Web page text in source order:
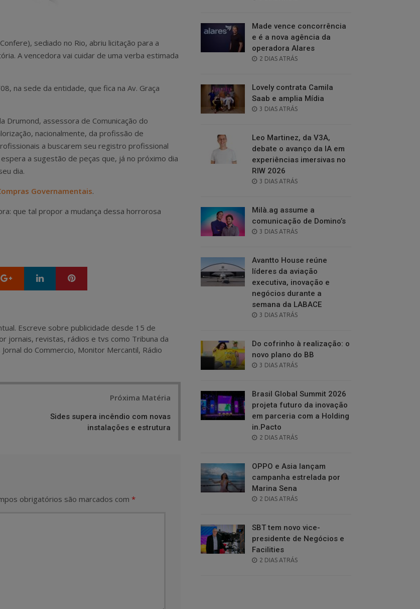
sediado no Rio, abriu licitação para a
A vencedora vai cuidar de uma verba estimada
na sede da entidade, que fica na Av. Graça
Drumond, assessora de Comunicação do
nacionalmente, da profissão de
a buscarem seu registro profissional
a sugestão de peças que, já no próximo dia
dia.
Governamentais.
que tal propor a mudança dessa horrorosa
Google+ LinkedIn
Escreve sobre publicidade desde 15 de
jornais, revistas, rádios e tvs como Tribuna da
do Commercio, Monitor Mercantil, Rádio
Próxima Matéria
Sides supera incêndio com novas
instalações e estrutura
obrigatórios são marcados com *
Made vence concorrência
e é a nova agência da
operadora Alares
POSTED
2 DIAS ATRÁS
Lovely contrata Camila
Saab e amplia Mídia
POSTED
3 DIAS ATRÁS
Leo Martinez, da V3A,
debate o avanço da IA em
experiências imersivas no
RIW 2026
POSTED
3 DIAS ATRÁS
Milà.ag assume a
comunicação de Domino’s
POSTED
3 DIAS ATRÁS
Avantto House reúne
líderes da aviação
executiva, inovação e
negócios durante a
semana da LABACE
POSTED
3 DIAS ATRÁS
Do cofrinho à realização: o
novo plano do BB
POSTED
3 DIAS ATRÁS
Brasil Global Summit 2026
projeta futuro da inovação
em parceria com a Holding
in.Pacto
POSTED
2 DIAS ATRÁS
OPPO e Asia lançam
campanha estrelada por
Marina Sena
POSTED
2 DIAS ATRÁS
SBT tem novo vice-
presidente de Negócios e
Facilities
POSTED
2 DIAS ATRÁS